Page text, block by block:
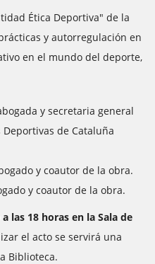
Ética Deportiva" de la
y autorregulación en
en el mundo del deporte,
y secretaria general
de Cataluña
y coautor de la obra.
y coautor de la obra.
las 18 horas en la Sala de
el acto se servirá una
Biblioteca.